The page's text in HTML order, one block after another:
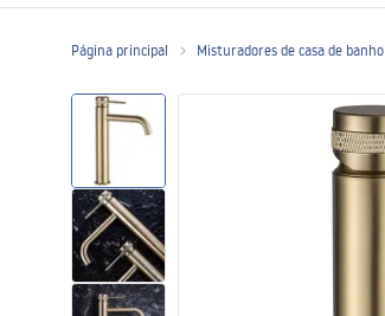
outras
Bases de duche de casa de banho
Sumidouros de duche
Página principal Misturadores de casa de banho